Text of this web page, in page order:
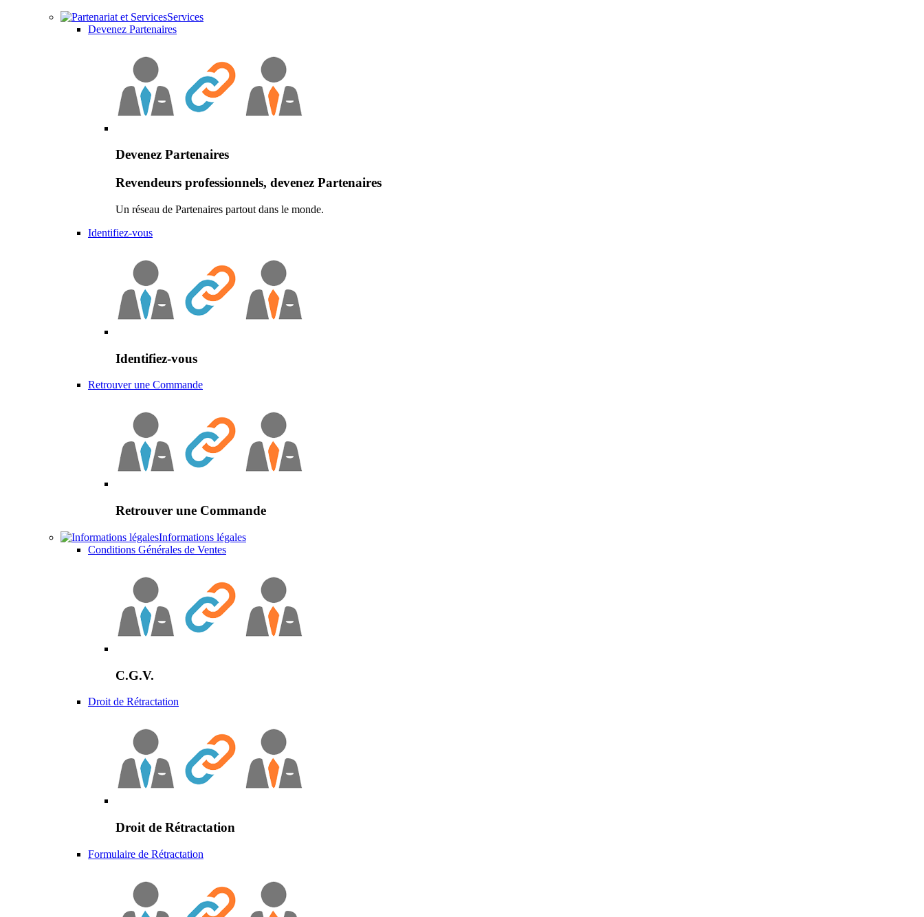
Services
Devenez Partenaires
Devenez Partenaires
Revendeurs professionnels, devenez Partenaires
Un réseau de Partenaires partout dans le monde.
Identifiez-vous
Identifiez-vous
Retrouver une Commande
Retrouver une Commande
Informations légales
Conditions Générales de Ventes
C.G.V.
Droit de Rétractation
Droit de Rétractation
Formulaire de Rétractation